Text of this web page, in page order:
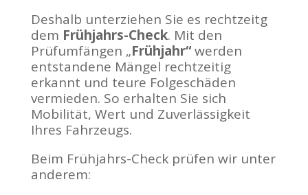
Deshalb unterziehen Sie es rechtzeitg
dem Frühjahrs-Check. Mit den
Prüfumfängen „Frühjahr“werden
entstandene Mängel rechtzeitig
erkannt und teure Folgeschäden
vermieden. So erhalten Sie sich
Mobilität, Wert und Zuverlässigkeit
Ihres Fahrzeugs.
Beim Frühjahrs-Check prüfen wir unter
anderem: